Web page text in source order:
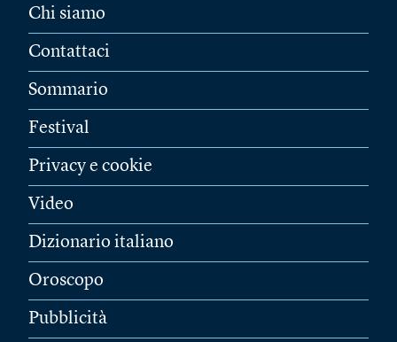
Chi siamo
Contattaci
Sommario
Festival
Privacy e cookie
Video
Dizionario italiano
Oroscopo
Pubblicità